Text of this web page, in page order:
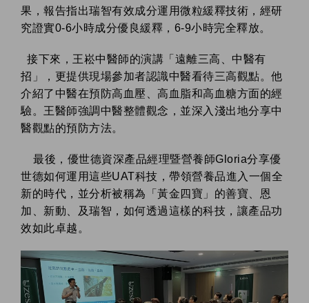
果，報告指出瑞智有效成分運用微粒緩釋技術，經研
究證實0-6小時成分優良緩釋，6-9小時完全釋放。
接下來，王崧中醫師的演講「遠離三高、中醫有
招」，更提供現場參加者認識中醫看待三高觀點。他
介紹了中醫在預防高血壓、高血脂和高血糖方面的經
驗。王醫師強調中醫整體觀念，並深入淺出地分享中
醫觀點的預防方法。
最後，優世德資深產品經理暨營養師Gloria分享優
世德如何運用這些UAT科技，帶領營養品進入一個全
新的時代，並分析被稱為「黃金四寶」的善寶、恩
加、新動、及瑞智，如何透過這樣的科技，讓產品功
效如此卓越。